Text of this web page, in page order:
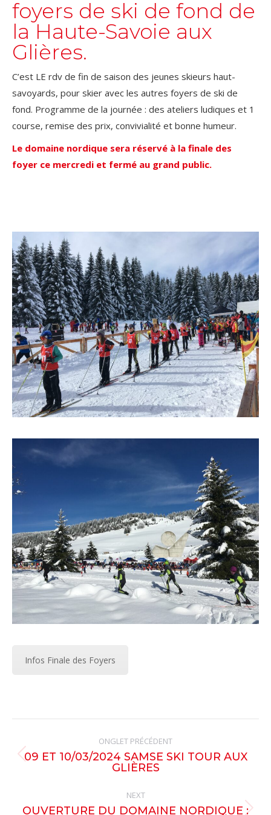
foyers de ski de fond de
la Haute-Savoie aux
Glières.
C’est LE rdv de fin de saison des jeunes skieurs haut-
savoyards, pour skier avec les autres foyers de ski de
fond. Programme de la journée : des ateliers ludiques et 1
course, remise des prix, convivialité et bonne humeur.
Le domaine nordique sera réservé à la finale des
foyer ce mercredi et fermé au grand public.
Infos Finale des Foyers
navigation
ONGLET PRÉCÉDENT
Previous
09 ET 10/03/2024 SAMSE SKI TOUR AUX
GLIÈRES
NEXT
OUVERTURE DU DOMAINE NORDIQUE :